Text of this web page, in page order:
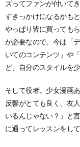
ズってファンが付いて
すきっかけになるかも
やっぱり皆に買っても
が必要なので。今は「
いてのコンテンツ」や
ど、自分のスタイルを
そして役者。少女漫画
反響がとても良く、友
いるんじゃない？」と
に通ってレッスンをして